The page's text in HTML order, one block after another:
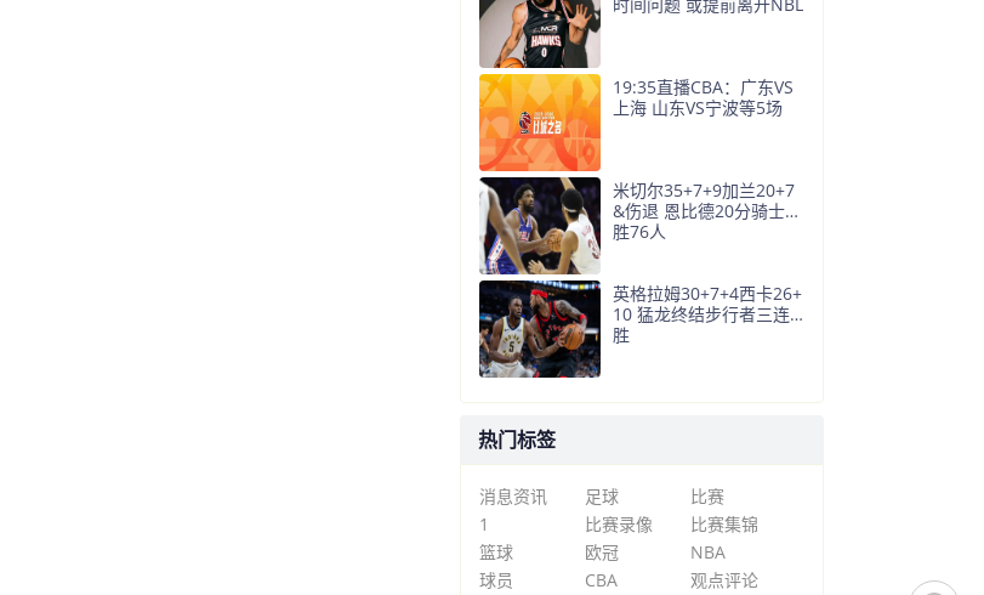
19:35直播CBA：广东VS
上海 山东VS宁波等5场
米切尔35+7+9加兰20+7
&伤退 恩比德20分骑士大
胜76人
英格拉姆30+7+4西卡26+
10 猛龙终结步行者三连
胜
热门标签
消息资讯 足球
比赛
1
比赛录像
比赛集锦
篮球
欧冠
NBA
球员
CBA 观点评论